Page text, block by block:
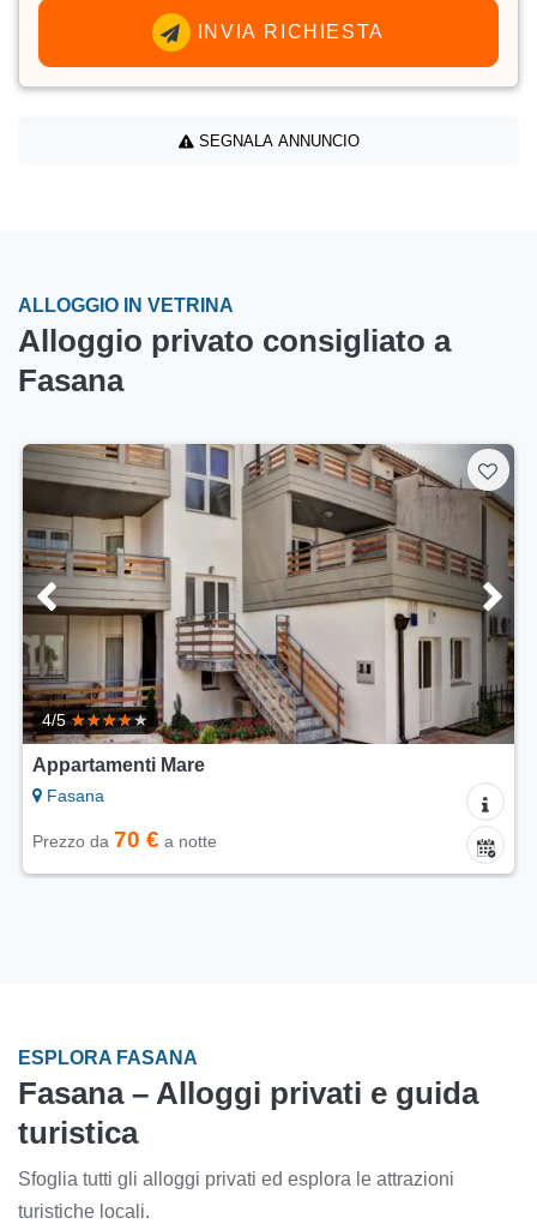
INVIA RICHIESTA
SEGNALA ANNUNCIO
ALLOGGIO IN VETRINA
Alloggio privato consigliato a
Fasana
4/5
Appartamenti Mare
Fasana
Prezzo da 70 € a notte
ESPLORA FASANA
Fasana – Alloggi privati e guida
turistica
Sfoglia tutti gli alloggi privati ed esplora le attrazioni
turistiche locali.